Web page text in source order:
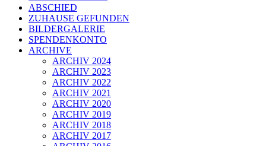
ABSCHIED
ZUHAUSE GEFUNDEN
BILDERGALERIE
SPENDENKONTO
ARCHIVE
ARCHIV 2024
ARCHIV 2023
ARCHIV 2022
ARCHIV 2021
ARCHIV 2020
ARCHIV 2019
ARCHIV 2018
ARCHIV 2017